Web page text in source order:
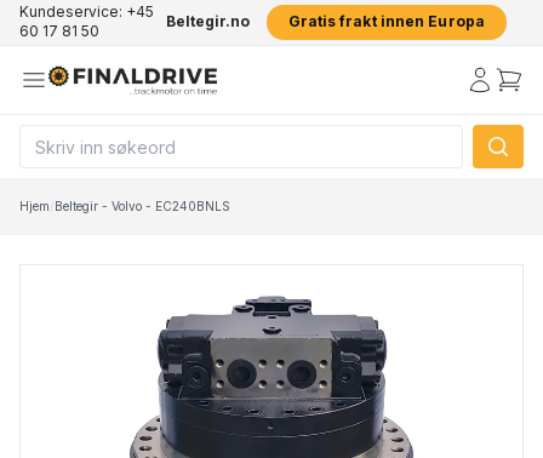
Kundeservice: +45
60 17 81 50
Beltegir.no Gratis frakt innen Europa
Hjem/Beltegir - Volvo - EC240BNLS